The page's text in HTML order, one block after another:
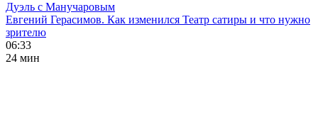
Дуэль с Манучаровым
Евгений Герасимов. Как изменился Театр сатиры и что нужно
зрителю
06:33
24 мин